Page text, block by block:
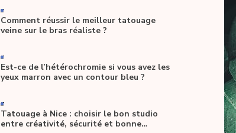
-
Comment réussir le meilleur tatouage
veine sur le bras réaliste ?
-
Est-ce de l’hétérochromie si vous avez les
yeux marron avec un contour bleu ?
-
Tatouage à Nice : choisir le bon studio
entre créativité, sécurité et bonne